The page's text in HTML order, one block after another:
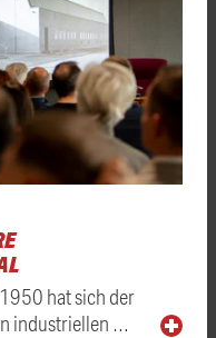
hat sich der
industriellen …